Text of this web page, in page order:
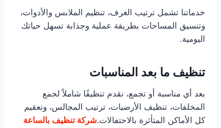
خدماتنا تشمل ترتيب الغرف، تنظيم الملابس والأدوات،
وتنسيق المساحات بطريقة عملية وجذابة تسهل حياتك
اليومية.
تنظيف ما بعد المناسبات
بعد أي مناسبة أو تجمع، نقدم تنظيفًا شاملاً لجمع
المخلفات، تنظيف الأرضيات، ترتيب المجالس، وتعقيم
كل الأماكن المتأثرة بالاحتفالات.شركة تنظيف بالساعة